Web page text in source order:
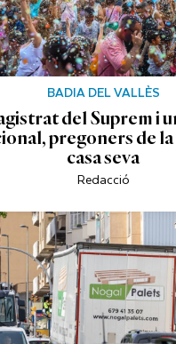
BADIA DEL VALLÈS
del Suprem i
pregoners de
casa seva
Redacció